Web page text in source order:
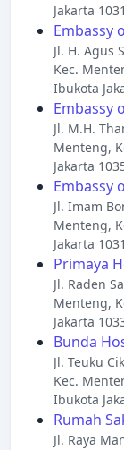
Jakarta
Embassy
Jl. H. Agus
Kec.
Ibukota
Embassy
Jl. M.H.
Menteng,
Jakarta
Embassy
Jl. Imam
Menteng,
Jakarta
Primaya
Jl. Raden
Menteng,
Jakarta
Bunda
Jl. Teuku
Kec.
Ibukota
Rumah
Jl. Raya